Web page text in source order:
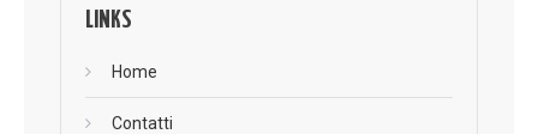
LINKS
Home
Contatti